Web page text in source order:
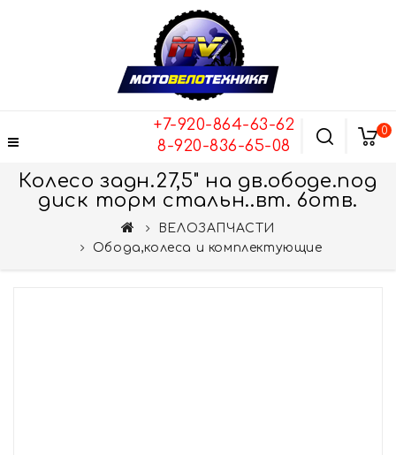
+7-920-864-63-62
8-920-836-65-08
0
Колесо задн.27,5" на дв.ободе.под
диск торм стальн..вт. 6отв.
ВЕЛОЗАПЧАСТИ
Обода,колеса и комплектующие